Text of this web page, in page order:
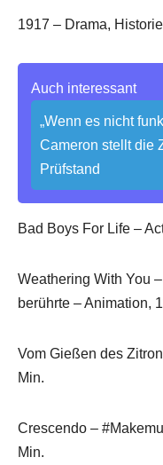
1917 – Drama,
Auch interessant
„Wenn es nicht
Cameron stellt die
Prüfstand
Bad Boys For Life –
Weathering With You
berührte – Animation,
Vom Gießen des
Min.
Crescendo –
Min.